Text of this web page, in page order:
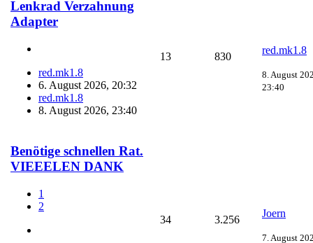
Lenkrad Verzahnung
Adapter
red.mk1.8
6. August 2026, 20:32
red.mk1.8
8. August 2026, 23:40
13 830
red.mk1.8
8. August
23:40
Benötige schnellen Rat.
VIEEELEN DANK
1
2
34 3.256
Joern
7. August